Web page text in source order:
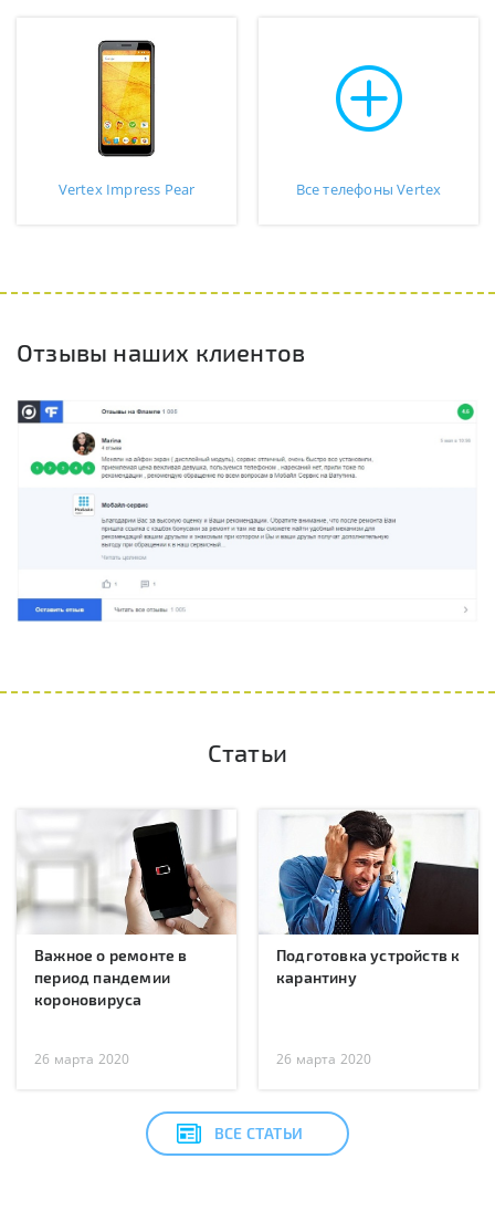
Vertex Impress Pear Все телефоны Vertex
Отзывы наших клиентов
Статьи
Важное о ремонте в
период пандемии
короновируса
26 марта 2020
Подготовка устройств к
карантину
26 марта 2020
ВСЕ СТАТЬИ